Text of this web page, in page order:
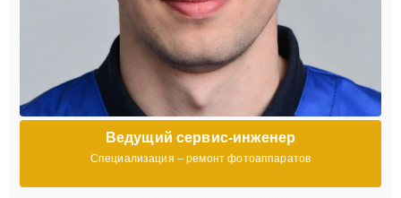
Ведущий сервис-инженер
Специализация – ремонт фотоаппаратов